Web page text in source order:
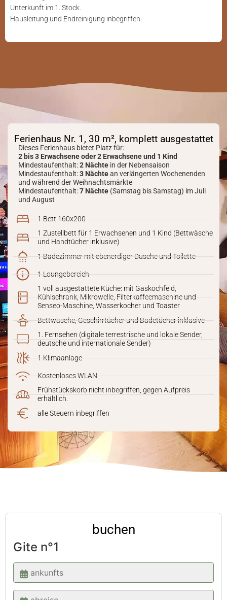
Unterkunft im 1. Stock.
Hausleitung und Endreinigung inbegriffen.
Ferienhaus Nr. 1, 30 m², komplett ausgestattet
Dieses Ferienhaus bietet Platz für:
2 bis 3 Erwachsene oder 2 Erwachsene und 1 Kind
Mindestaufenthalt:2 Nächte in der Nebensaison
Mindestaufenthalt:3 Nächtean verlängerten Wochenenden
und während der Weihnachtsmärkte
Mindestaufenthalt:7 Nächte (Samstag bis Samstag) im Juli
und August
1 Bett 160x200
1 Zustellbett für 1 Erwachsenen und 1 Kind (Bettwäsche
und Handtücher inklusive)
1 Badezimmer mit ebenerdiger Dusche und Toilette
1 Loungebereich
1 voll ausgestattete Küche: mit Gaskochfeld,
Kühlschrank, Mikrowelle, Filterkaffeemaschine und
Senseo-Maschine, Wasserkocher und Toaster
Bettwäsche, Geschirrtücher und Badetücher inklusive
1. Fernsehen (digitale terrestrische und lokale Sender,
deutsche und internationale Sender)
1 Klimaanlage
Kostenloses WLAN
Frühstückskorb nicht inbegriffen, gegen Aufpreis
erhältlich.
alle Steuern inbegriffen
buchen
Gite n°1